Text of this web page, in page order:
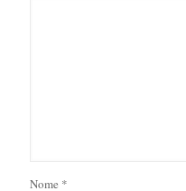
Nome *